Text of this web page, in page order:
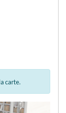
carte.